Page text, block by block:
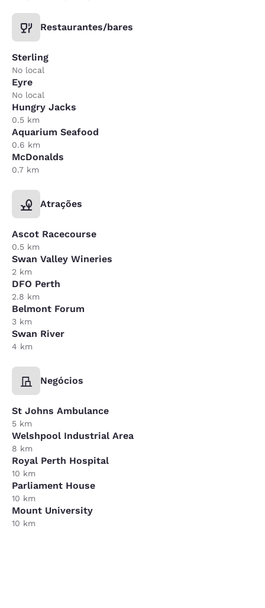
Restaurantes/bares
Sterling
No local
Eyre
No local
Hungry Jacks
0.5 km
Aquarium Seafood
0.6 km
McDonalds
0.7 km
Atrações
Ascot Racecourse
0.5 km
Swan Valley Wineries
2 km
DFO Perth
2.8 km
Belmont Forum
3 km
Swan River
4 km
Negócios
St Johns Ambulance
5 km
Welshpool Industrial Area
8 km
Royal Perth Hospital
10 km
Parliament House
10 km
Mount University
10 km